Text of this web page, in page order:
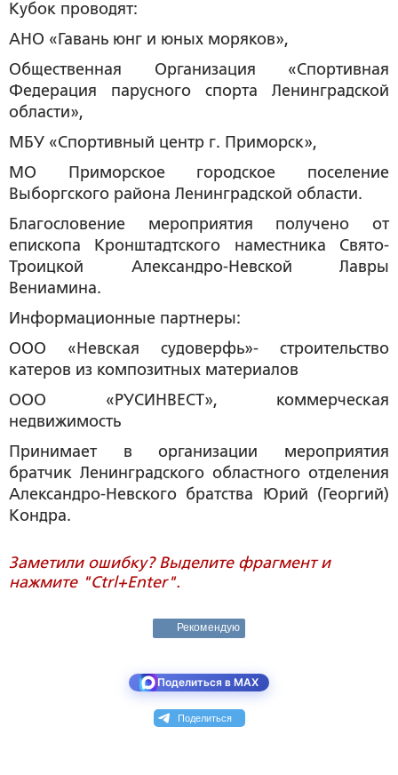
Кубок проводят:
АНО «Гавань юнг и юных моряков»,
Общественная Организация «Спортивная
Федерация парусного спорта Ленинградской
области»,
МБУ «Спортивный центр г. Приморск»,
МО Приморское городское поселение
Выборгского района Ленинградской области.
Благословение мероприятия получено от
епископа Кронштадтского наместника Свято-
Троицкой Александро-Невской Лавры
Вениамина.
Информационные партнеры:
ООО «Невская судоверфь»- строительство
катеров из композитных материалов
ООО «РУСИНВЕСТ», коммерческая
недвижимость
Принимает в организации мероприятия
братчик Ленинградского областного отделения
Александро-Невского братства Юрий (Георгий)
Кондра.
Заметили ошибку? Выделите фрагмент и
нажмите "Ctrl+Enter".
Рекомендую
Поделиться в MAX
Поделиться